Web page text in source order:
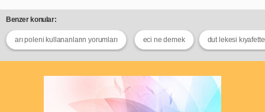
Benzer konular:
arı poleni kullananların yorumları eci ne demek dut lekesi